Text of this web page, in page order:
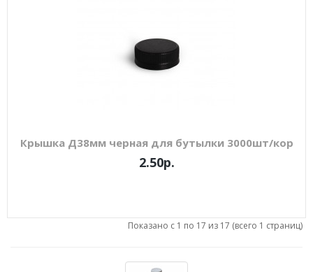
Крышка Д38мм черная для бутылки 3000шт/кор
2.50р.
Показано с 1 по 17 из 17 (всего 1 страниц)